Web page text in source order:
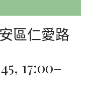
區仁愛路
17:00–